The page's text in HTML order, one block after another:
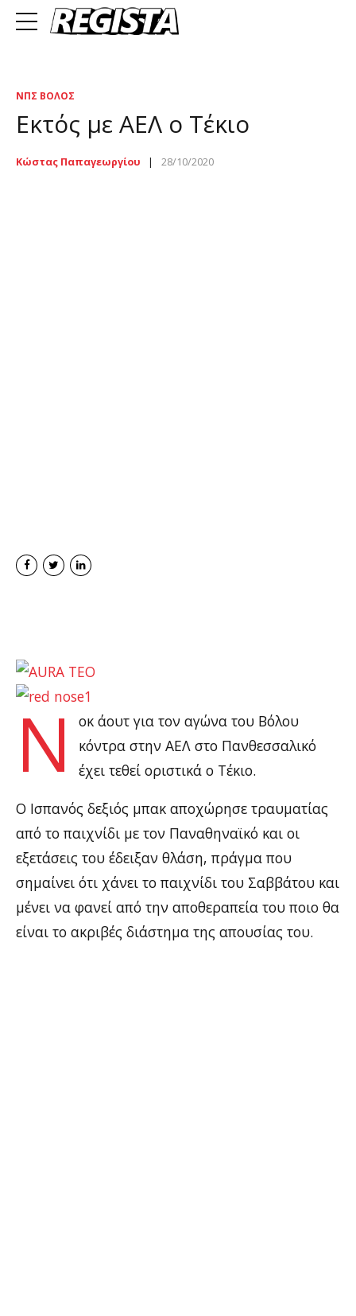
ΝΠΣ ΒΌΛΟΣ
Εκτός με ΑΕΛ ο Τέκιο
Κώστας Παπαγεωργίου 28/10/2020
Ν
οκ άουτ για τον αγώνα του Βόλου
κόντρα στην ΑΕΛ στο Πανθεσσαλικό
έχει τεθεί οριστικά ο Τέκιο.
Ο Ισπανός δεξιός μπακ αποχώρησε τραυματίας
από το παιχνίδι με τον Παναθηναϊκό και οι
εξετάσεις του έδειξαν θλάση, πράγμα που
σημαίνει ότι χάνει το παιχνίδι του Σαββάτου και
μένει να φανεί από την αποθεραπεία του ποιο θα
είναι το ακριβές διάστημα της απουσίας του.